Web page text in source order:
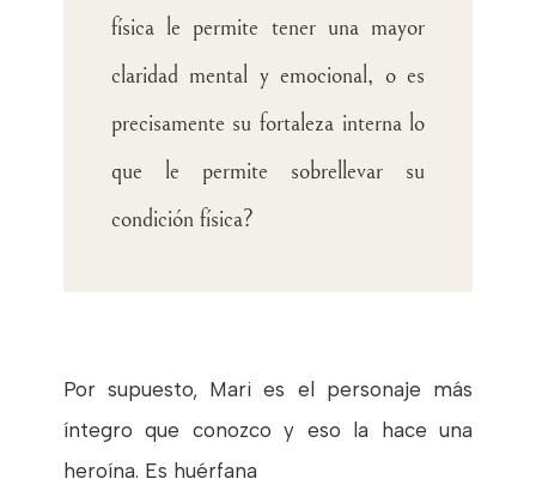
física le permite tener una mayor
claridad mental y emocional, o es
precisamente su fortaleza interna lo
que le permite sobrellevar su
condición física?
Por supuesto, Mari es el personaje más
íntegro que conozco y eso la hace una
heroína. Es huérfana